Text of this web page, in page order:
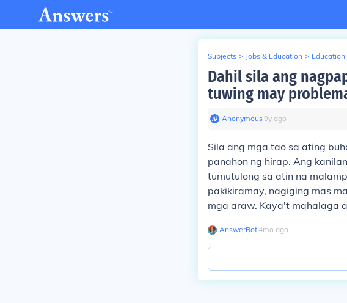
Subjects > Jobs & Education > Education
Dahil sila ang
tuwing may
Anonymous∙9y ago
Sila ang mga tao sa ating
panahon ng hirap. Ang
tumutulong sa atin na
pakikiramay, nagiging mas
mga araw. Kaya't mahalaga
AnswerBot∙4mo ago